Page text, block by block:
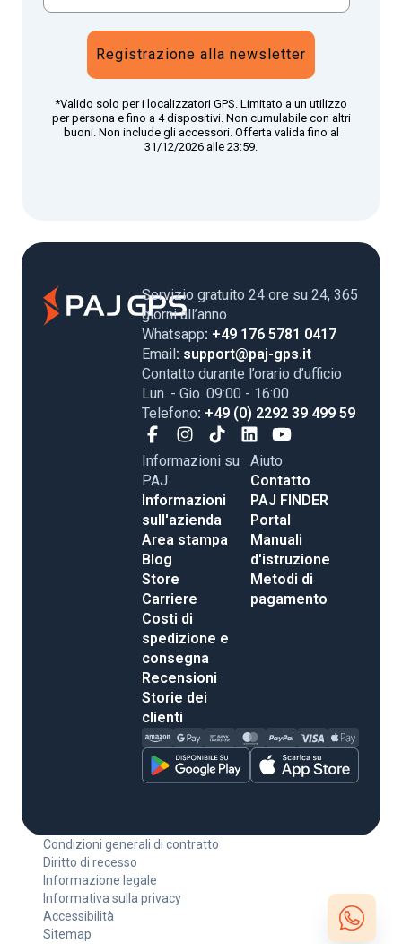
Registrazione alla newsletter
*Valido solo per i localizzatori GPS. Limitato a un utilizzo
per persona e fino a 4 dispositivi. Non cumulabile con altri
buoni. Non include gli accessori. Offerta valida fino al
31/12/2026 alle 23:59.
Servizio gratuito 24 ore su 24, 365
giorni all’anno
Whatsapp: +49 176 5781 0417
Email: support@paj-gps.it
Contatto durante l’orario d’ufficio
Lun. - Gio. 09:00 - 16:00
Telefono: +49 (0) 2292 39 499 59
Informazioni su
PAJ
Informazioni
sull'azienda
Area stampa
Blog
Store
Carriere
Costi di
spedizione e
consegna
Recensioni
Storie dei
clienti
Aiuto
Contatto
PAJ FINDER
Portal
Manuali
d'istruzione
Metodi di
pagamento
Condizioni generali di contratto
Diritto di recesso
Informazione legale
Informativa sulla privacy
Accessibilità
Sitemap